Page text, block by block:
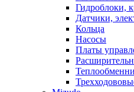
Гидроблоки,
Датчики,
Кольца
Насосы
Платы